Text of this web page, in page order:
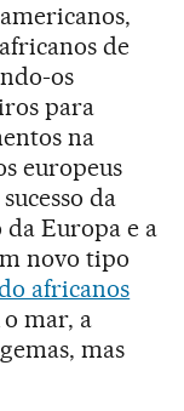
de
os
para
na
europeus
da
Europa e a
novo tipo
africanos
mar, a
mas